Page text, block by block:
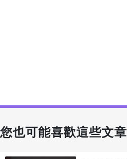
您也可能喜歡這些文章